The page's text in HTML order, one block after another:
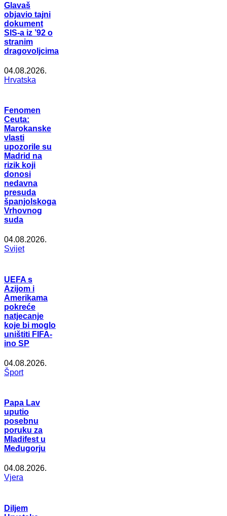
Glavaš
objavio tajni
dokument
SIS-a iz ’92 o
stranim
dragovoljcima
04.08.2026.
Hrvatska
Fenomen
Ceuta:
Marokanske
vlasti
upozorile su
Madrid na
rizik koji
donosi
nedavna
presuda
španjolskoga
Vrhovnog
suda
04.08.2026.
Svijet
UEFA s
Azijom i
Amerikama
pokreće
natjecanje
koje bi moglo
uništiti FIFA-
ino SP
04.08.2026.
Šport
Papa Lav
uputio
posebnu
poruku za
Mladifest u
Međugorju
04.08.2026.
Vjera
Diljem